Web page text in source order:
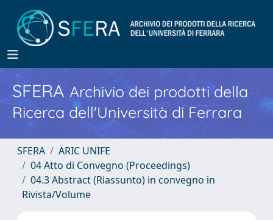
SFERA Archivio dei prodotti della
Ricerca dell'Università di Ferrara
SFERA
ARIC UNIFE
04 Atto di Convegno (Proceedings)
04.3 Abstract (Riassunto) in convegno in
Rivista/Volume